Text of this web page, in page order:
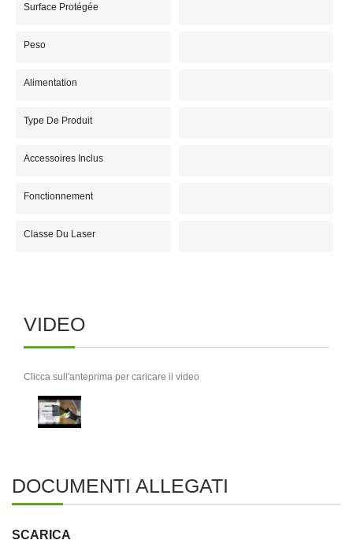
Surface Protégée
Peso
Alimentation
Type De Produit
Accessoires Inclus
Fonctionnement
Classe Du Laser
VIDEO
Clicca sull'anteprima per caricare il video
DOCUMENTI ALLEGATI
SCARICA